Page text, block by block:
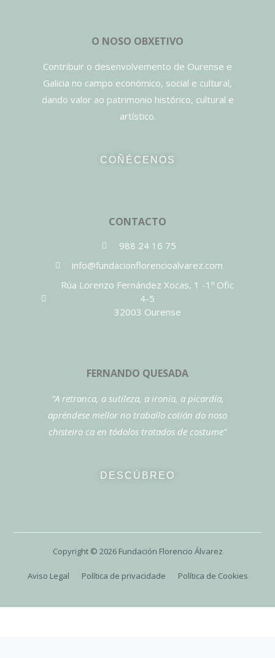
O NOSO OBXETIVO
Contribuir o desenvolvemento de Ourense e
Galicia no campo económico, social e cultural,
dando valor ao patrimonio histórico, cultural e
artístico.
COÑÉCENOS
CONTACTO
988 24 16 75
info@fundacionflorencioalvarez.com
Rúa Lorenzo Fernández Xocas, 1 -1º Ofic
4-5
32003 Ourense
FERNANDO QUESADA
“A retranca, a sutileza, a ironía, a picardía,
apréndese mellor no traballo cotián do noso
chisteiro ca en tódolos tratados de costume”
DESCÚBREO
Copyright © 2026Fundación Florencio Álvarez
Aviso Legal Política de privacidade Política de Cookies